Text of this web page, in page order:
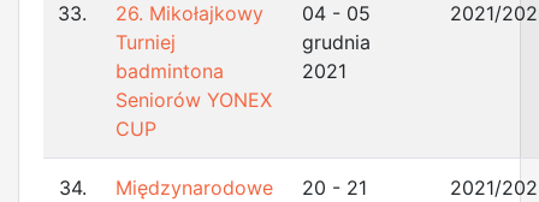
33.
26. Mikołajkowy
Turniej
badmintona
Seniorów YONEX
CUP
04 - 05
grudnia
2021
2021/
34.
Międzynarodowe
20 - 21
2021/